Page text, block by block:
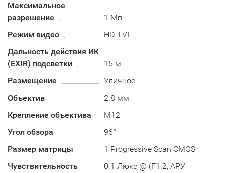
Максимальное
разрешение
1 Мп
Режим видео
HD-TVI
Дальность действия ИК
(EXIR) подсветки
15 м
Размещение
Уличное
Объектив
2.8 мм
Крепление объектива
М12
Угол обзора
96°
Размер матрицы
1 Progressive Scan CMOS
Чувствительность
0.1 Люкс @ (F1.2, АРУ